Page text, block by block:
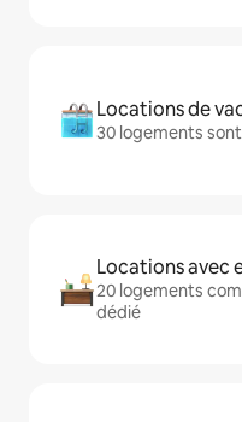
Locations de
30 logements
Locations avec
20 logements
dédié